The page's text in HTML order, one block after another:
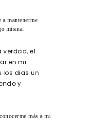
a mantenerme
misma.
verdad, el
en mi
los dias un
y
más a mi